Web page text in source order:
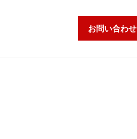
お問い合わせ